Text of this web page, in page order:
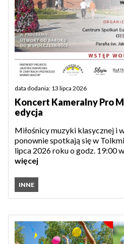
data dodania: 13 lipca 2026
Koncert Kameralny Pro
edycja
Miłośnicy muzyki klasycznej i
ponownie spotkają się w
lipca 2026 roku o godz. 19:00
więcej
INNE